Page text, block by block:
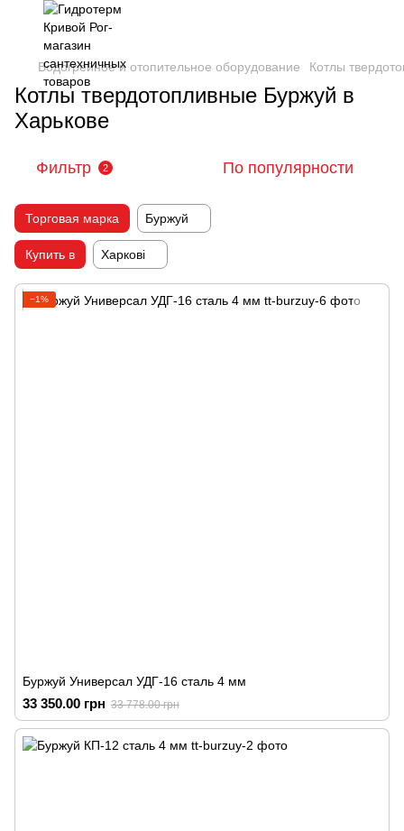
Водогрейное и отопительное оборудование Котлы
Котлы твердотопливные Буржуй в
Харькове
Фильтр 2 По популярности
Торговая марка Буржуй
Купить в Харкові
−1%
Буржуй Универсал УДГ-16 сталь 4 мм
33 350.00 грн 33 778.00 грн